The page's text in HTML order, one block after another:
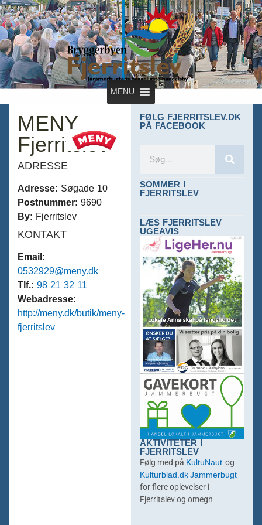
MENU
MENY
Fjerritslev
ADRESSE
Adresse: Søgade 10
Postnummer:9690
By: Fjerritslev
KONTAKT
Email:
0532929@meny.dk
Tlf.:98 21 32 11
Webadresse:
http://meny.dk/butik/meny-
fjerritslev
FØLG FJERRITSLEV.DK
PÅ FACEBOOK
SOMMER I
FJERRITSLEV
LÆS FJERRITSLEV
UGEAVIS
AKTIVITETER I
FJERRITSLEV
Følg med på KultuNaut og
Kulturblad.dkJammerbugt
for flere oplevelser i
Fjerritslev og omegn